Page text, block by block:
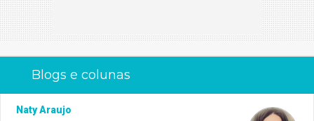
Blogs e colunas
Naty Araujo